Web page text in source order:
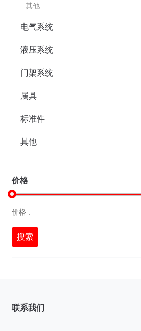
其他
电气系统
液压系统
门架系统
属具
标准件
其他
价格
价格 :
搜索
联系我们